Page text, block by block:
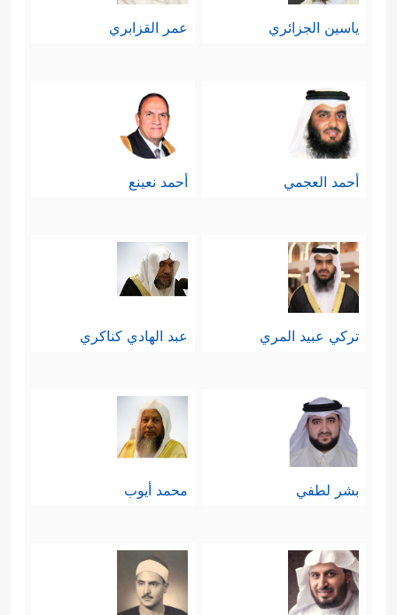
ياسين الجزائري عمر القزابري
أحمد العجمي أحمد نعينع
تركي عبيد المري عبد الهادي كناكري
بشر لطفي محمد أيوب